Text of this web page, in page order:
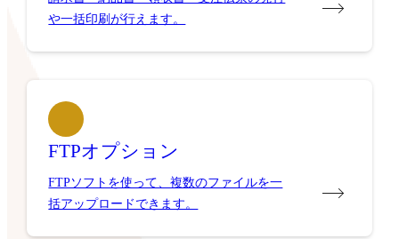
や一括印刷が行えます。
FTPオプション
FTPソフトを使って、複数のファイルを一
括アップロードできます。